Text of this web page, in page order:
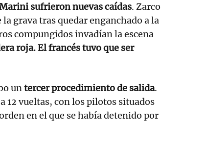
sufrieron nuevas caídas. Zarco
grava tras quedar enganchado a la
compungidos invadían la escena
roja. El francés tuvo que ser
untercer procedimiento de salida.
12 vueltas, con los pilotos situados
en el que se había detenido por